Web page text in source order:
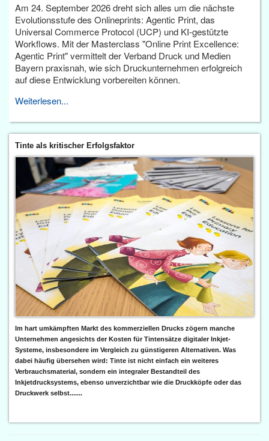
Am 24. September 2026 dreht sich alles um die nächste
Evolutionsstufe des Onlineprints: Agentic Print, das
Universal Commerce Protocol (UCP) und KI-gestützte
Workflows. Mit der Masterclass "Online Print Excellence:
Agentic Print" vermittelt der Verband Druck und Medien
Bayern praxisnah, wie sich Druckunternehmen erfolgreich
auf diese Entwicklung vorbereiten können.
Weiterlesen...
Tinte als kritischer Erfolgsfaktor
Im hart umkämpften Markt des kommerziellen Drucks zögern manche
Unternehmen angesichts der Kosten für Tintensätze digitaler Inkjet-
Systeme, insbesondere im Vergleich zu günstigeren Alternativen. Was
dabei häufig übersehen wird: Tinte ist nicht einfach ein weiteres
Verbrauchsmaterial, sondern ein integraler Bestandteil des
Inkjetdrucksystems, ebenso unverzichtbar wie die Druckköpfe oder das
Druckwerk selbst.......